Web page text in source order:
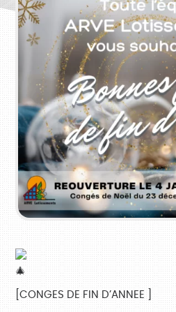
[CONGES DE FIN D’ANNEE ]